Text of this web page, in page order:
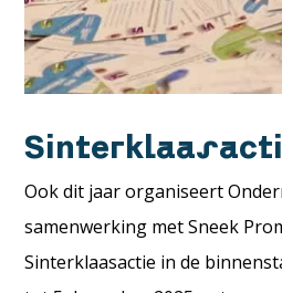
Ook dit jaar organiseert
samenwerking met Sneek
Sinterklaasactie in de